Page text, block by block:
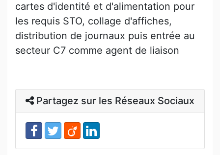
cartes d'identité et d'alimentation pour
les requis STO, collage d'affiches,
distribution de journaux puis entrée au
secteur C7 comme agent de liaison
Partagez sur les Réseaux Sociaux